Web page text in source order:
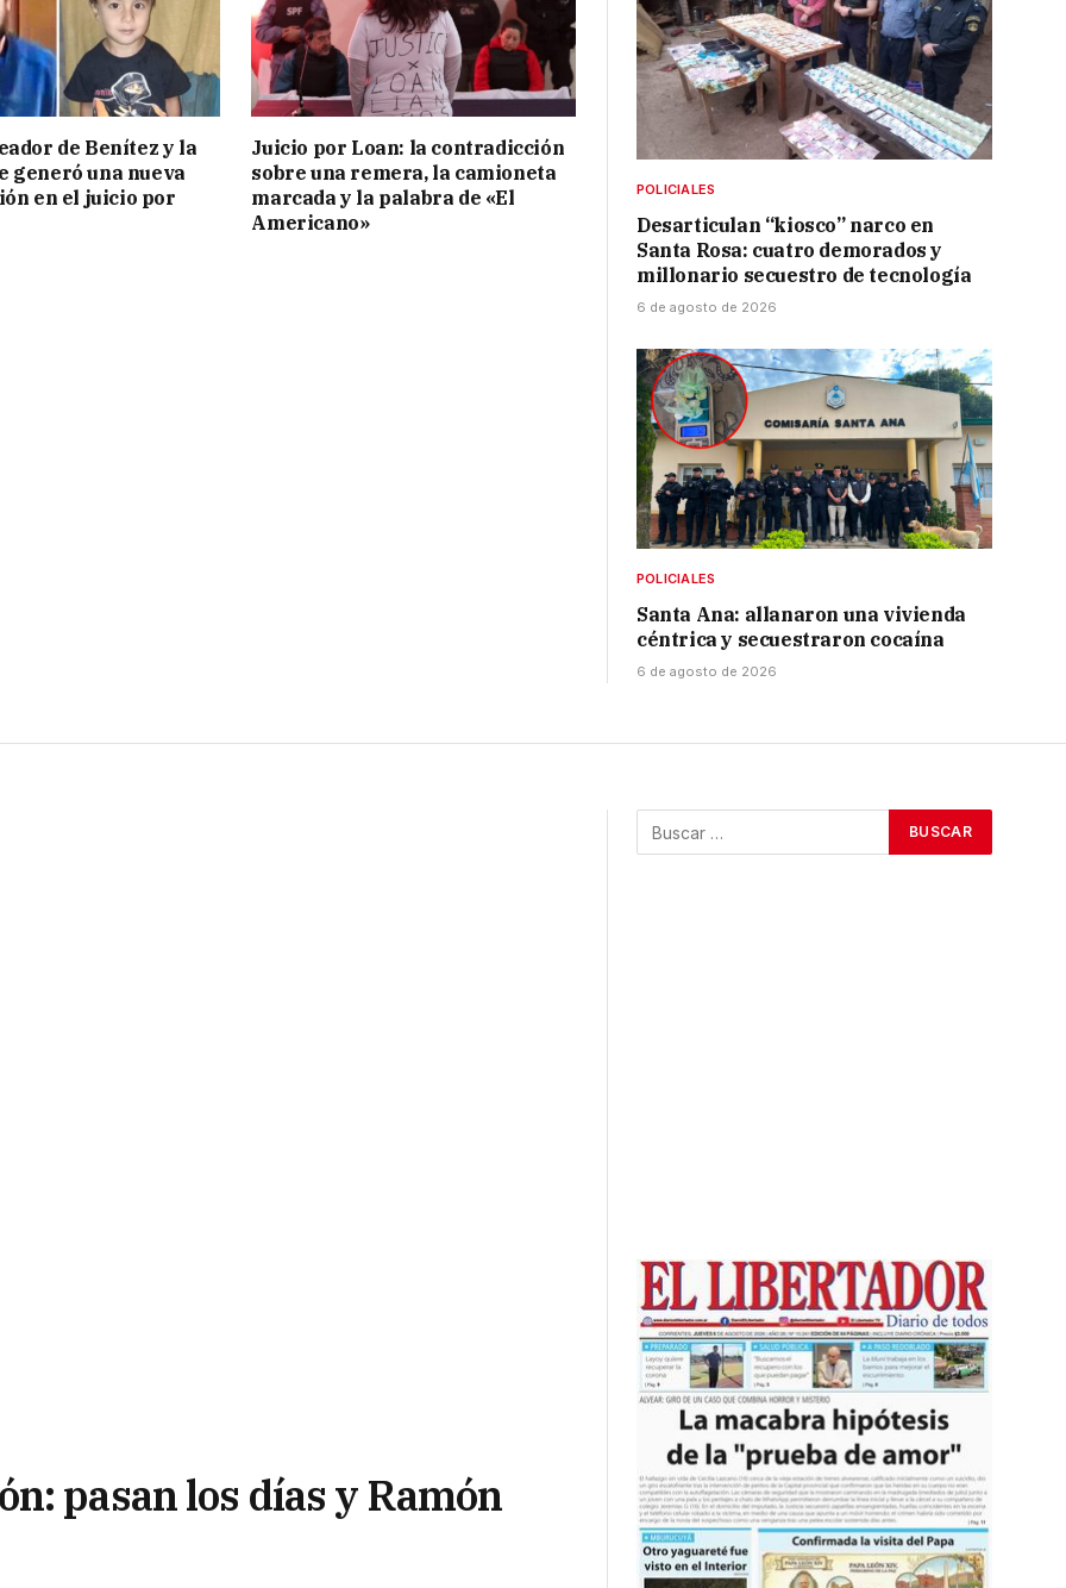
de Benítez y la
generó una nueva
en el juicio por
Juicio por Loan: la contradicción
sobre una remera, la camioneta
marcada y la palabra de «El
Americano»
POLICIALES
Desarticulan “kiosco” narco en
Santa Rosa: cuatro demorados y
millonario secuestro de tecnología
6 de agosto de 2026
POLICIALES
Santa Ana: allanaron una vivienda
céntrica y secuestraron cocaína
6 de agosto de 2026
pasan los días y Ramón